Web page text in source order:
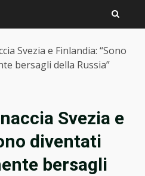
Svezia e Finlandia: “Sono
bersagli della Russia”
Svezia e
diventati
bersagli